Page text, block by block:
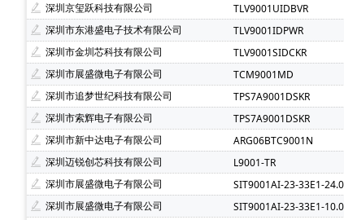
深圳京玺跃科技有限公司
TLV9001UIDBVR
深圳市东港盛电子技术有限公司
TLV9001IDPWR
深圳市金圳芯科技有限公司
TLV9001SIDCKR
深圳市展盛微电子有限公司
TCM9001MD
深圳市追梦世纪科技有限公司
TPS7A9001DSKR
深圳市索辉电子有限公司
TPS7A9001DSKR
深圳市新中达电子有限公司
ARG06BTC9001N
深圳迈锐创芯科技有限公司
L9001-TR
深圳市展盛微电子有限公司
深圳市展盛微电子有限公司